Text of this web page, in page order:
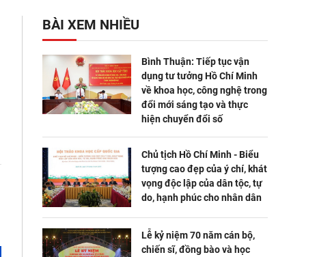
BÀI XEM NHIỀU
Bình Thuận: Tiếp tục vận
dụng tư tưởng Hồ Chí Minh
về khoa học, công nghệ trong
đổi mới sáng tạo và thực
hiện chuyển đổi số
Chủ tịch Hồ Chí Minh - Biểu
tượng cao đẹp của ý chí, khát
vọng độc lập của dân tộc, tự
do, hạnh phúc cho nhân dân
Lễ kỷ niệm 70 năm cán bộ,
chiến sĩ, đồng bào và học